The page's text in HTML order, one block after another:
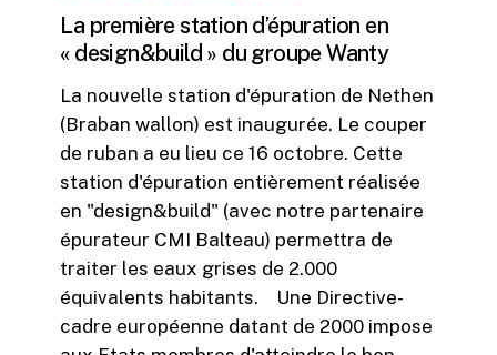
station
d’épuration
« design&build »
groupe
Wanty
La première station d’épuration en
« design&build » du groupe Wanty
La nouvelle station d'épuration de Nethen
(Braban wallon) est inaugurée. Le couper
de ruban a eu lieu ce 16 octobre. Cette
station d'épuration entièrement réalisée
en "design&build" (avec notre partenaire
épurateur CMI Balteau) permettra de
traiter les eaux grises de 2.000
équivalents habitants. Une Directive-
cadre européenne datant de 2000 impose